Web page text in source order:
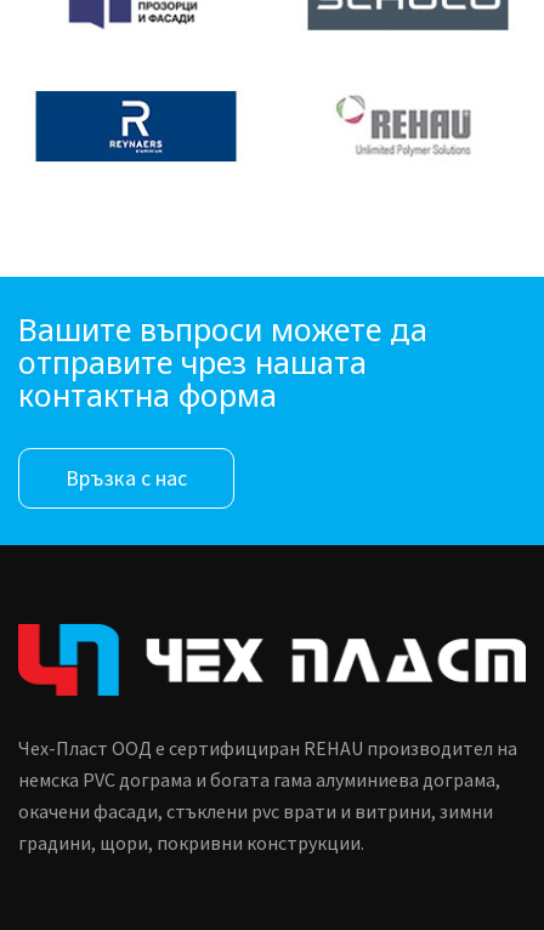
Вашите въпроси можете да
отправите чрез нашата
контактна форма
Връзка с нас
Чех-Пласт ООД е сертифициран REHAU производител на
немска PVC дограма и богата гама алуминиева дограма,
окачени фасади, стъклени pvc врати и витрини, зимни
градини, щори, покривни конструкции.